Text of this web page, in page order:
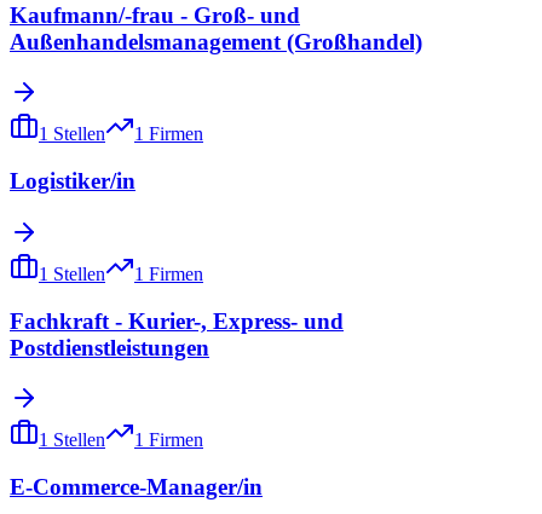
Kaufmann/-frau - Groß- und
Außenhandelsmanagement (Großhandel)
1 Stellen 1 Firmen
Logistiker/in
1 Stellen 1 Firmen
Fachkraft - Kurier-, Express- und
Postdienstleistungen
1 Stellen 1 Firmen
E-Commerce-Manager/in